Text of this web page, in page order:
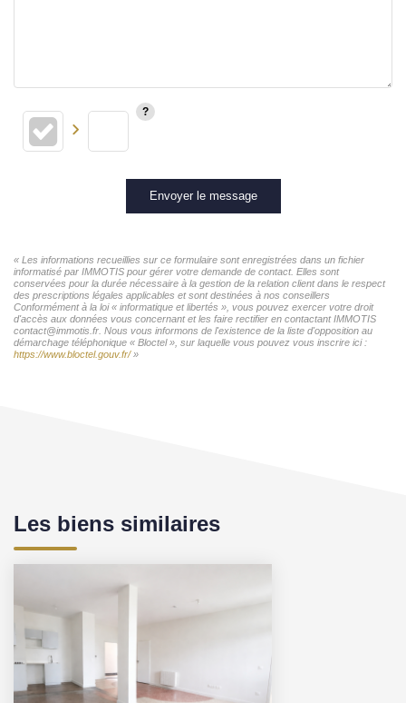
Envoyer le message
« Les informations recueillies sur ce formulaire sont enregistrées dans un fichier
informatisé par IMMOTIS pour gérer votre demande de contact. Elles sont
conservées pour la durée nécessaire à la gestion de la relation client dans le respect
des prescriptions légales applicables et sont destinées à nos conseillers
Conformément à la loi « informatique et libertés », vous pouvez exercer votre droit
d'accès aux données vous concernant et les faire rectifier en contactant IMMOTIS
contact@immotis.fr. Nous vous informons de l'existence de la liste d'opposition au
démarchage téléphonique « Bloctel », sur laquelle vous pouvez vous inscrire ici :
https://www.bloctel.gouv.fr/»
Les biens similaires